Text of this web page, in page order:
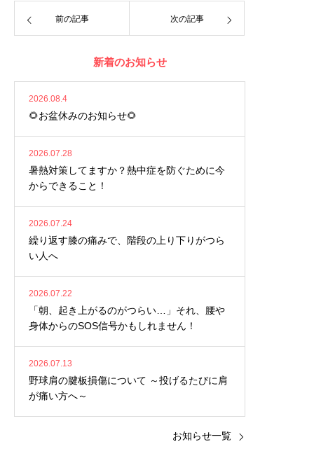
前の記事 次の記事
新着のお知らせ
2026.08.4
🌻お盆休みのお知らせ🌻
2026.07.28
暑熱対策してますか？熱中症を防ぐために今
からできること！
2026.07.24
繰り返す膝の痛みで、階段の上り下りがつら
い人へ
2026.07.22
「朝、起き上がるのがつらい…」それ、腰や
身体からのSOS信号かもしれません！
2026.07.13
野球肩の腱板損傷について ～投げるたびに肩
が痛い方へ～
お知らせ一覧